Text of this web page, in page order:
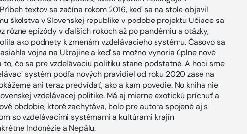
textov sa začína rokom 2016, keď sa na stole objavil
školstva v Slovenskej republike v podobe projektu Učiace sa
rôzne epizódy v ďalších rokoch až po pandémiu a otázky,
ako podnety k zmenám vzdelávacieho systému. Časovo sa
vojna na Ukrajine a keď sa možno vynoria úplne nové
to, čo sa pre vzdelávaciu politiku stane podstatné. A hoci sme
systém podľa nových pravidiel od roku 2020 zase na
ani teraz predvídať, ako a kam povedie. No kniha nie
vzdelávacej politike. Má aj mierne exotickú príchuť a
obdobie, ktoré zachytáva, bolo pre autora spojené aj s
so vzdelávacími systémami a kultúrami krajín
Indonézie a Nepálu.